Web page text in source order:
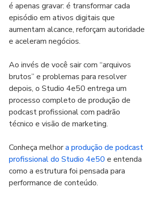
é apenas gravar: é transformar cada
episódio em ativos digitais que
aumentam alcance, reforçam autoridade
e aceleram negócios.
Ao invés de você sair com “arquivos
brutos” e problemas para resolver
depois, o Studio 4e50 entrega um
processo completo de produção de
podcast profissional com padrão
técnico e visão de marketing.
Conheça melhor a produção de podcast
profissional do Studio 4e50 e entenda
como a estrutura foi pensada para
performance de conteúdo.